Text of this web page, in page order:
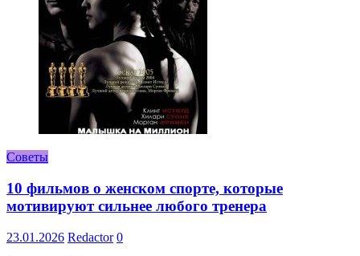
Советы
10 фильмов о женском спорте, которые
мотивируют сильнее любого тренера
23.01.2026 Redactor 0